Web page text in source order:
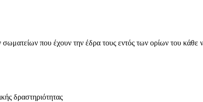
που έχουν την έδρα τους εντός των ορίων του κάθε
δραστηριότητας